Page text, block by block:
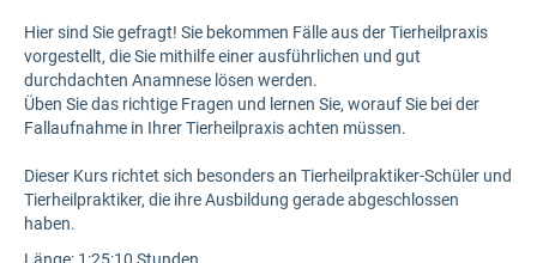
Hier sind Sie gefragt! Sie bekommen Fälle aus der Tierheilpraxis
vorgestellt, die Sie mithilfe einer ausführlichen und gut
durchdachten Anamnese lösen werden.
Üben Sie das richtige Fragen und lernen Sie, worauf Sie bei der
Fallaufnahme in Ihrer Tierheilpraxis achten müssen.
Dieser Kurs richtet sich besonders an Tierheilpraktiker-Schüler und
Tierheilpraktiker, die ihre Ausbildung gerade abgeschlossen
haben.